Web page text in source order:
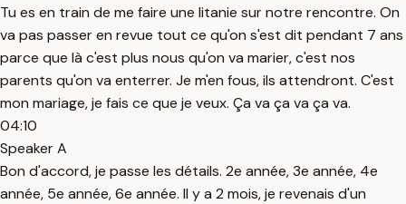
Tu es en train de me faire une litanie sur notre rencontre. On
va pas passer en revue tout ce qu'on s'est dit pendant 7 ans
parce que là c'est plus nous qu'on va marier, c'est nos
parents qu'on va enterrer. Je m'en fous, ils attendront. C'est
mon mariage, je fais ce que je veux. Ça va ça va ça va.
04:10
Speaker A
Bon d'accord, je passe les détails. 2e année, 3e année, 4e
année, 5e année, 6e année. Il y a 2 mois, je revenais d'un